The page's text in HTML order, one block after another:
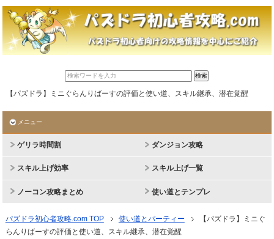
【パズドラ】ミニぐらんりばーすの評価と使い道、スキル継承、潜在覚醒
メニュー
ゲリラ時間割 ダンジョン攻略
スキル上げ効率 スキル上げ一覧
ノーコン攻略まとめ 使い道とテンプレ
パズドラ初心者攻略.com TOP 使い道とパーティー
【パズドラ】ミニぐ
らんりばーすの評価と使い道、スキル継承、潜在覚醒